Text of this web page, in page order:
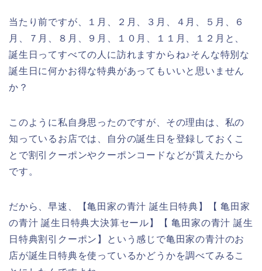
当たり前ですが、１月、２月、３月、４月、５月、６
月、７月、８月、９月、１０月、１１月、１２月と、
誕生日ってすべての人に訪れますからね♪そんな特別な
誕生日に何かお得な特典があってもいいと思いません
か？
このように私自身思ったのですが、その理由は、私の
知っているお店では、自分の誕生日を登録しておくこ
とで割引クーポンやクーポンコードなどが貰えたから
です。
だから、早速、【亀田家の青汁 誕生日特典】【 亀田家
の青汁 誕生日特典大決算セール】【 亀田家の青汁 誕生
日特典割引クーポン】という感じで亀田家の青汁のお
店が誕生日特典を使っているかどうかを調べてみるこ